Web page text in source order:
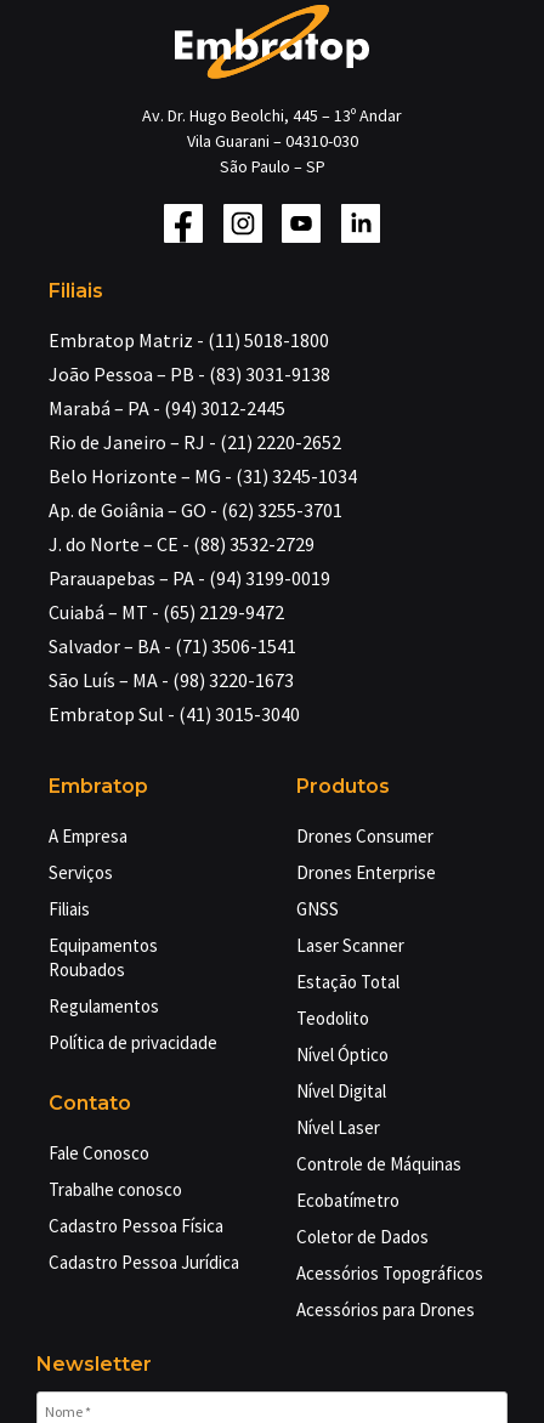
Av. Dr. Hugo Beolchi, 445 – 13º Andar
Vila Guarani – 04310-030
São Paulo – SP
Filiais
Embratop Matriz - (11) 5018-1800
João Pessoa – PB - (83) 3031-9138
Marabá – PA - (94) 3012-2445
Rio de Janeiro – RJ - (21) 2220-2652
Belo Horizonte – MG - (31) 3245-1034
Ap. de Goiânia – GO - (62) 3255-3701
J. do Norte – CE - (88) 3532-2729
Parauapebas – PA - (94) 3199-0019
Cuiabá – MT - (65) 2129-9472
Salvador – BA - (71) 3506-1541
São Luís – MA - (98) 3220-1673
Embratop Sul - (41) 3015-3040
Embratop
A Empresa
Serviços
Filiais
Equipamentos
Roubados
Regulamentos
Política de privacidade
Contato
Fale Conosco
Trabalhe conosco
Cadastro Pessoa Física
Cadastro Pessoa Jurídica
Produtos
Drones Consumer
Drones Enterprise
GNSS
Laser Scanner
Estação Total
Teodolito
Nível Óptico
Nível Digital
Nível Laser
Controle de Máquinas
Ecobatímetro
Coletor de Dados
Acessórios Topográficos
Acessórios para Drones
Newsletter